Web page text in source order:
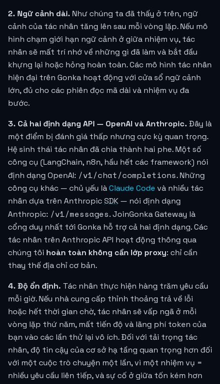
2. Ngữ cảnh dài. Như chúng ta đã thấy ở trên, ngữ
cảnh của tác nhân tăng lên sau mỗi vòng lặp. Nếu mô
hình chạm giới hạn ngữ cảnh ở giữa nhiệm vụ, tác
nhân sẽ mất trí nhớ về những gì đã làm và bắt đầu
khựng lại hoặc hỏng hoàn toàn. Các mô hình tác nhân
hiện đại trên Gonka hoạt động với cửa sổ ngữ cảnh
lớn, đủ cho các phiên đọc mã dài và nhiệm vụ đa
bước.
3. Cả hai định dạng API — OpenAI và Anthropic. Đây là
một điểm bị đánh giá thấp nhưng cực kỳ quan trọng.
Hệ sinh thái tác nhân đã chia thành hai phe. Một số
công cụ (LangChain, n8n, hầu hết các framework) nói
định dạng OpenAI: /v1/chat/completions. Những
công cụ khác — chủ yếu làClaude Code và nhiều tác
nhân dựa trên AnthropicSDK — nói định dạng
Anthropic: /v1/messages. JoinGonka Gateway là
cổng duy nhất tới Gonka hỗ trợ cả hai định dạng. Các
tác nhân trên Anthropic API hoạt động thông qua
chúng tôi hoàn toàn không cần lớp proxy: chỉ cần
thay thế địa chỉ cơ bản.
4. Độ ổn định. Tác nhân thực hiện hàng trăm yêu cầu
mỗi giờ. Nếu nhà cung cấp thỉnh thoảng trả về lỗi
hoặc hết thời gian chờ, tác nhân sẽ vấp ngã ở mỗi
vòng lặp thứ năm, mất tiến độ và lãng phí token của
bạn vào các lần thử lại vô ích. Đối với tải trọng tác
nhân, độ tin cậy của cơ sở hạ tầng quan trọng hơn đối
với một cuộc trò chuyện một lần, vì một nhiệm vụ =
nhiều yêu cầu liên tiếp, và sự cố ở giữa tốn kém hơn